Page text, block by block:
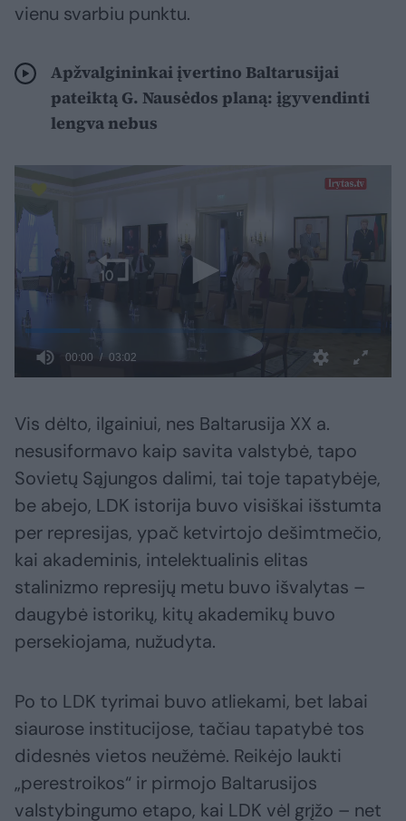
vienu svarbiu punktu.
Apžvalgininkai įvertino Baltarusijai
pateiktą G. Nausėdos planą: įgyvendinti
lengva nebus
Vis dėlto, ilgainiui, nes Baltarusija XX a.
nesusiformavo kaip savita valstybė, tapo
Sovietų Sąjungos dalimi, tai toje tapatybėje,
be abejo, LDK istorija buvo visiškai išstumta
per represijas, ypač ketvirtojo dešimtmečio,
kai akademinis, intelektualinis elitas
stalinizmo represijų metu buvo išvalytas –
daugybė istorikų, kitų akademikų buvo
persekiojama, nužudyta.
Po to LDK tyrimai buvo atliekami, bet labai
siaurose institucijose, tačiau tapatybė tos
didesnės vietos neužėmė. Reikėjo laukti
„perestroikos“ ir pirmojo Baltarusijos
valstybingumo etapo, kai LDK vėl grįžo – net